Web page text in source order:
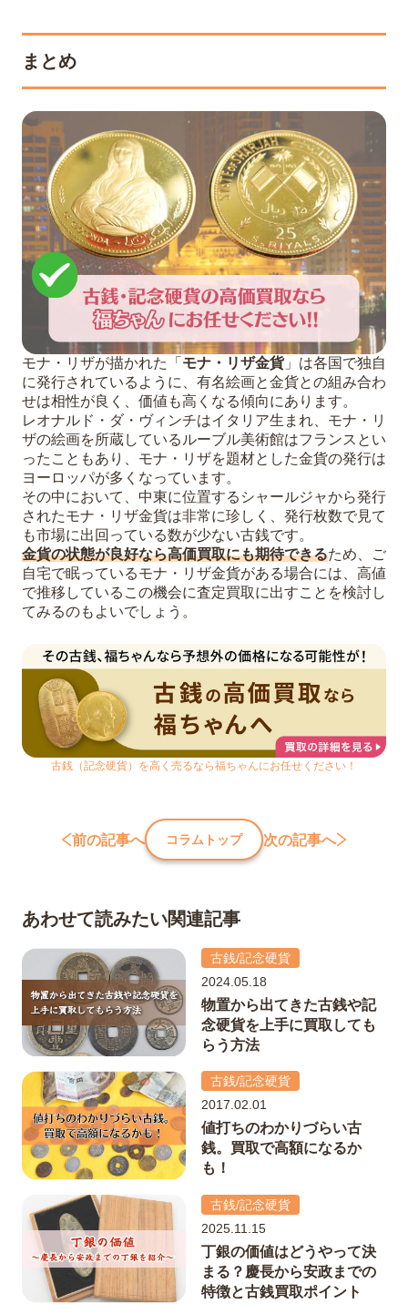
まとめ
モナ・リザが描かれた「 モナ・リザ金貨」は各国で独自
に発行されているように、有名絵画と金貨との組み合わ
せは相性が良く、価値も高くなる傾向にあります。
レオナルド・ダ・ヴィンチはイタリア生まれ、モナ・リ
ザの絵画を所蔵しているルーブル美術館はフランスとい
ったこともあり、モナ・リザを題材とした金貨の発行は
ヨーロッパが多くなっています。
その中において、中東に位置するシャールジャから発行
されたモナ・リザ金貨は非常に珍しく、発行枚数で見て
も市場に出回っている数が少ない古銭です。
金貨の状態が良好なら高価買取にも期待できるため、ご
自宅で眠っているモナ・リザ金貨がある場合には、高値
で推移しているこの機会に査定買取に出すことを検討し
てみるのもよいでしょう。
古銭（記念硬貨）を高く売るなら福ちゃんにお任せください！
前の記事へ コラムトップ 次の記事へ
あわせて読みたい関連記事
古銭/記念硬貨
2024.05.18
物置から出てきた古銭や記
念硬貨を上手に買取しても
らう方法
古銭/記念硬貨
2017.02.01
値打ちのわかりづらい古
銭。買取で高額になるか
も！
古銭/記念硬貨
2025.11.15
丁銀の価値はどうやって決
まる？慶長から安政までの
特徴と古銭買取ポイント